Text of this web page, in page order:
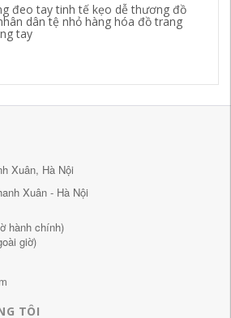
đeo tay tinh tế kẹo dễ thương đồ
dân tệ nhỏ hàng hóa đồ trang
tay
Xuân, Hà Nội
Xuân - Hà Nội
hành chính)
giờ)
TÔI